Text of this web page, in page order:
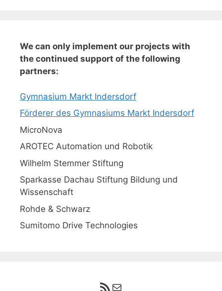
We can only implement our projects with
the continued support of the following
partners:
Gymnasium Markt Indersdorf
Förderer des Gymnasiums Markt Indersdorf
MicroNova
AROTEC Automation und Robotik
Wilhelm Stemmer Stiftung
Sparkasse Dachau Stiftung Bildung und
Wissenschaft
Rohde & Schwarz
Sumitomo Drive Technologies
RSS-Feed
E-Mail